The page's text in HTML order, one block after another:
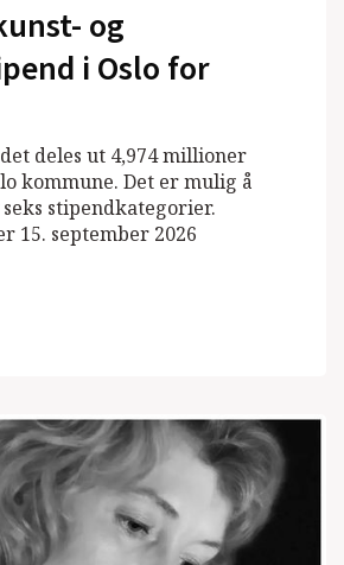
og
i Oslo for
deles ut 4,974 millioner
kommune. Det er mulig å
seks stipendkategorier.
15. september 2026